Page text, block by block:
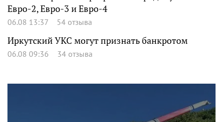
Евро-2, Евро-3 и Евро-4
06.08 13:37 54 отзыва
Иркутский УКС могут признать банкротом
06.08 09:36 34 отзыва